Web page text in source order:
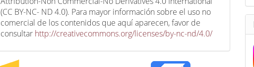
(CC BY-NC- ND 4.0). Para mayor información sobre el uso no
comercial de los contenidos que aquí aparecen, favor de
consultar http://creativecommons.org/licenses/by-nc-nd/4.0/